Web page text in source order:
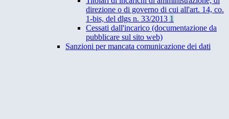
direzione o di governo di cui all'art. 14, co.
1-bis, del dlgs n. 33/2013 1
Cessati dall'incarico (documentazione da
pubblicare sul sito web)
Sanzioni per mancata comunicazione dei dati